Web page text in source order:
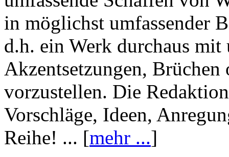
in möglichst umfassender
d.h. ein Werk durchaus mit
Akzentsetzungen, Brüchen
vorzustellen. Die
Vorschläge, Ideen,
Reihe! ... [mehr ...]